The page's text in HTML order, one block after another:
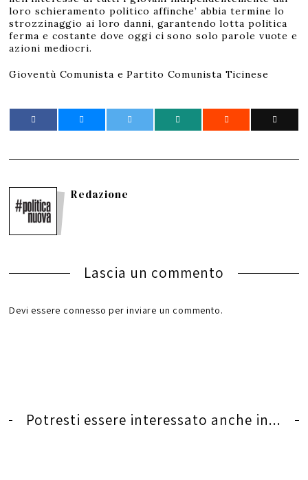
loro schieramento politico affinche’ abbia termine lo
strozzinaggio ai loro danni, garantendo lotta politica
ferma e costante dove oggi ci sono solo parole vuote e
azioni mediocri.
Gioventù Comunista e Partito Comunista Ticinese
Redazione
Lascia un commento
Devi essere connesso per inviare un commento.
Potresti essere interessato anche in...